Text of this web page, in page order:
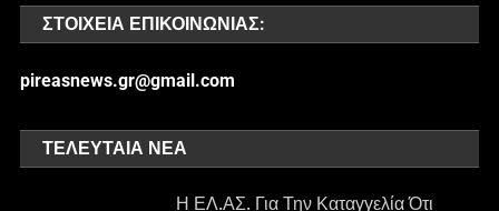
ΣΤΟΙΧΕΊΑ ΕΠΙΚΟΙΝΩΝΊΑΣ:
pireasnews.gr@gmail.com
ΤΕΛΕΥΤΑΊΑ ΝΈΑ
Η ΕΛ.ΑΣ. Για Την Καταγγελία Ότι